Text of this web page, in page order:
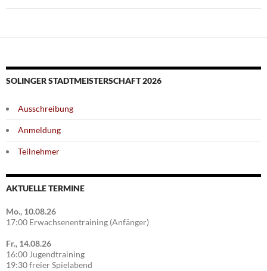
SOLINGER STADTMEISTERSCHAFT 2026
Ausschreibung
Anmeldung
Teilnehmer
AKTUELLE TERMINE
Mo., 10.08.26
17:00 Erwachsenentraining (Anfänger)
Fr., 14.08.26
16:00 Jugendtraining
19:30 freier Spielabend